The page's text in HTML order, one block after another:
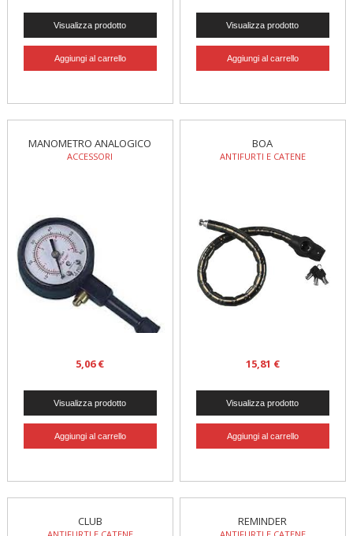
MANOMETRO ANALOGICO
ACCESSORI
5,06 €
BOA
ANTIFURTI E CATENE
15,81 €
CLUB REMINDER